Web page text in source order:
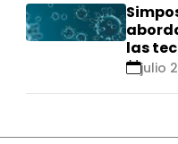
las
para
julio